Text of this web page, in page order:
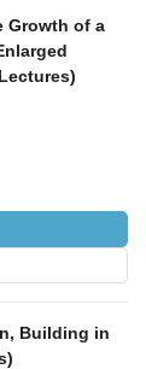
Growth of a
Building in